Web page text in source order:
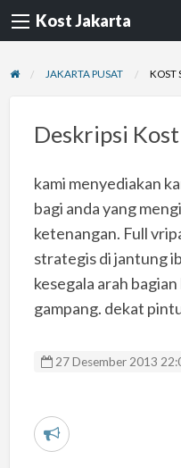
Kost Jakarta
JAKARTA PUSAT KOST
Deskripsi Kost
kami menyediakan
bagi anda yang
ketenangan. Full
strategis di jantung
kesegala arah
gampang. dekat
27 Desember 2013
L